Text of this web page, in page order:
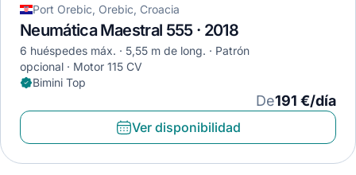
Port Orebic, Orebic, Croacia
Neumática Maestral 555 · 2018
6 huéspedes máx. 5,55 m de long.
Patrón
opcional
Motor 115 CV
Bimini Top
De191 €/día
Ver disponibilidad